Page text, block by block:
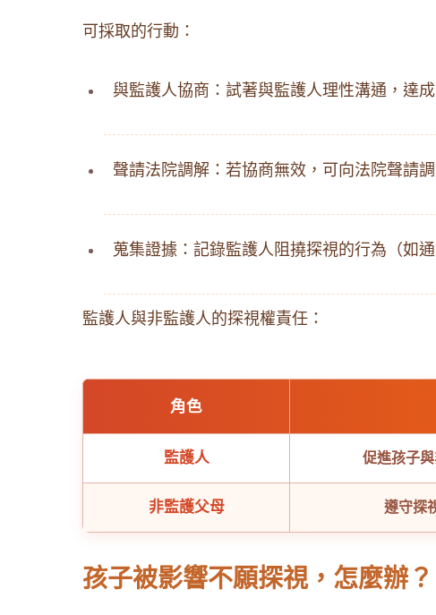
可採取的行動：
與監護人協商：試著與監護人理性溝通，達
聲請法院調解：若協商無效，可向法院聲請
蒐集證據：記錄監護人阻撓探視的行為（如
監護人與非監護人的探視權責任：
角色
監護人 促進孩子
非監護父母 遵守探
孩子被影響不願探視，怎麼辦？